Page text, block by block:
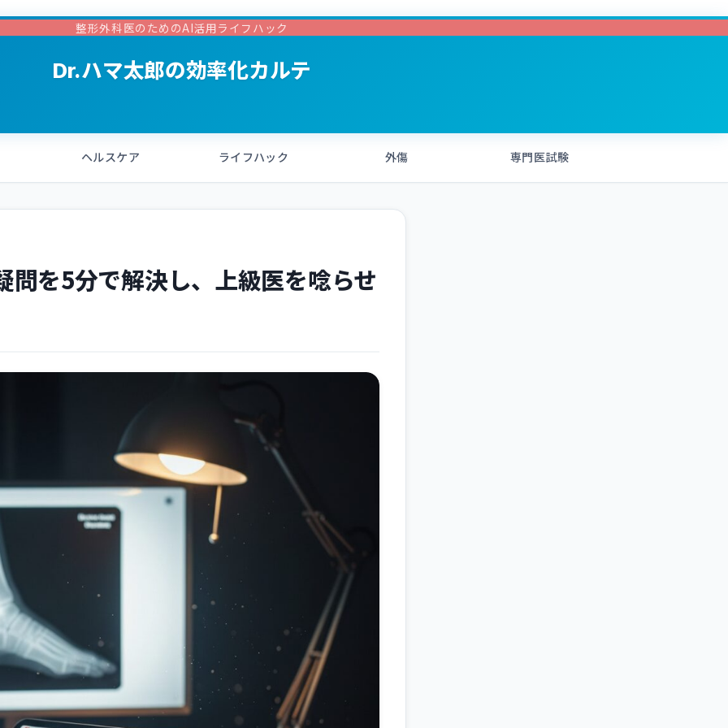
整形外科医のためのAI活用ライフハック
Dr.ハマ太郎の効率化カルテ
ヘルスケア ライフハック 外傷 専門医試験
問を5分で解決し、上級医を唸らせ